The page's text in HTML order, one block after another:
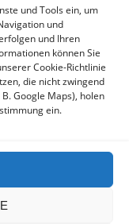
und Tools ein, um
und
und Ihren
können Sie
Cookie-Richtlinie
die nicht zwingend
Google Maps), holen
ein.
es